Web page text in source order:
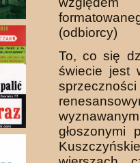
(odbiorcy)
To, co się
świecie jest
głoszonymi